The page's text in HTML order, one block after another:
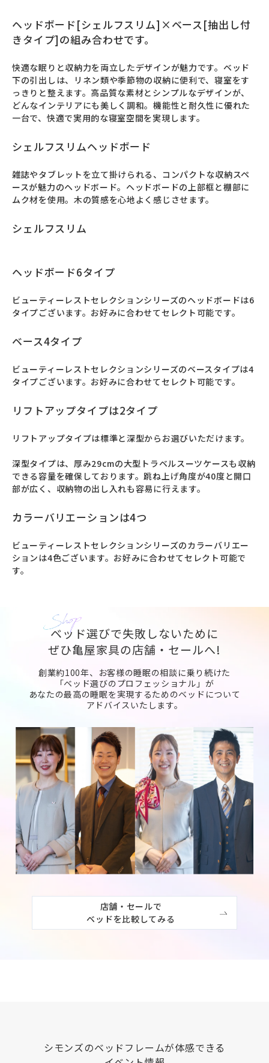
ヘッドボード[シェルフスリム]×ベース[抽出し付
きタイプ]の組み合わせです。
快適な眠りと収納力を両立したデザインが魅力です。ベッド
下の引出しは、リネン類や季節物の収納に便利で、寝室をす
っきりと整えます。高品質な素材とシンプルなデザインが、
どんなインテリアにも美しく調和。機能性と耐久性に優れた
一台で、快適で実用的な寝室空間を実現します。
シェルフスリムヘッドボード
雑誌やタブレットを立て掛けられる、コンパクトな収納スペ
ースが魅力のヘッドボード。ヘッドボードの上部框と棚部に
ムク材を使用。木の質感を心地よく感じさせます。
シェルフスリム
ヘッドボード6タイプ
ビューティーレストセレクションシリーズのヘッドボードは6
タイプございます。お好みに合わせてセレクト可能です。
ベース4タイプ
ビューティーレストセレクションシリーズのベースタイプは4
タイプございます。お好みに合わせてセレクト可能です。
リフトアップタイプは2タイプ
リフトアップタイプは標準と深型からお選びいただけます。
深型タイプは、厚み29cmの大型トラベルスーツケースも収納
できる容量を確保しております。跳ね上げ角度が40度と開口
部が広く、収納物の出し入れも容易に行えます。
カラーバリエーションは4つ
ビューティーレストセレクションシリーズのカラーバリエー
ションは4色ございます。お好みに合わせてセレクト可能で
す。
ベッド選びで失敗しないために
ぜひ亀屋家具の店舗・セールへ!
創業約100年、お客様の睡眠の相談に乗り続けた
「ベッド選びのプロフェッショナル」が
あなたの最高の睡眠を実現するためのベッドについて
アドバイスいたします。
店舗・セールで
ベッドを比較してみる
シモンズのベッドフレームが体感できる